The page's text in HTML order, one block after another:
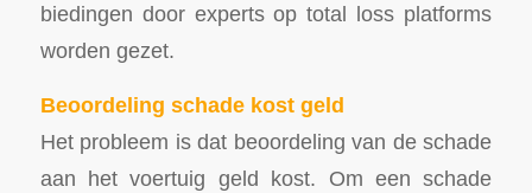
biedingen door experts op total loss platforms
worden gezet.
Beoordeling schade kost geld
Het probleem is dat beoordeling van de schade
aan het voertuig geld kost. Om een schade